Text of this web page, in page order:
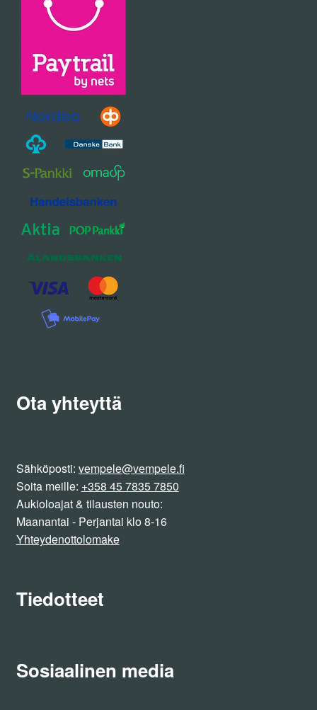
Ota yhteyttä
Sähköposti: vempele@vempele.fi
Soita meille: +358 45 7835 7850
Aukioloajat & tilausten nouto:
Maanantai - Perjantai klo 8-16
Yhteydenottolomake
Tiedotteet
Sosiaalinen media